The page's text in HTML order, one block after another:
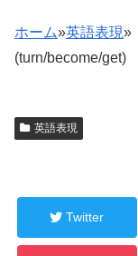
ホーム»英語表現»
(turn/become/get)
英語表現
Twitter